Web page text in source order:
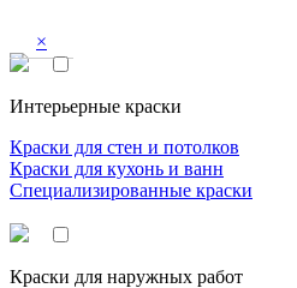
×
Интерьерные краски
Краски для стен и потолков
Краски для кухонь и ванн
Специализированные краски
Краски для наружных работ